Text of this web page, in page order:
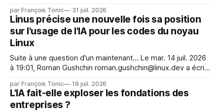
s'étaient échappés de leur environnement isolé (sandbox)
et avaient mené une intrusion non autorisée sur Hugging
Face. La réaction
par François Tonic 31 juil. 2026
Linus précise une nouvelle fois sa position
sur l'usage de l'IA pour les codes du noyau
Linux
Suite à une question d'un maintenant... Le mar. 14 juil. 2026
à 19:01, Roman Gushchin roman.gushchin@linux.dev a écrit :
mainteneurs — irréalisable. Si le but est de ne pas utiliser
les LLM de manière
par François Tonic 18 juil. 2026
L'IA fait-elle exploser les fondations des
entreprises ?